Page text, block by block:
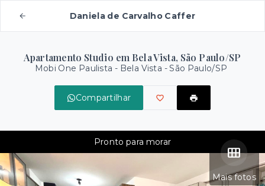
Daniela de Carvalho Caffer
Apartamento Studio em Bela Vista, São Paulo/SP
Mobi One Paulista - Bela Vista - São Paulo/SP
Compartilhar
Mais fotos
Pronto para morar